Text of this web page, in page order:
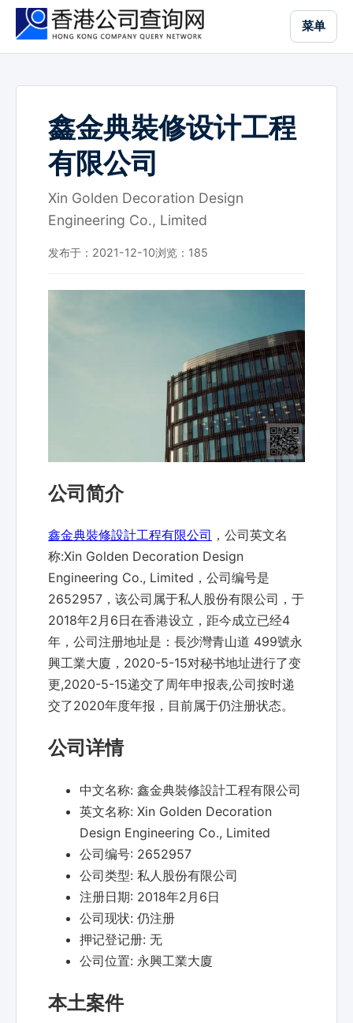
菜单
鑫金典裝修设计工程
有限公司
Xin Golden Decoration Design
Engineering Co., Limited
发布于：2021-12-10浏览： 185
公司简介
鑫金典裝修設計工程有限公司 ，公司英文名
称:Xin Golden Decoration Design
Engineering Co., Limited，公司编号是
2652957，该公司属于私人股份有限公司，于
2018年2月6日在香港设立，距今成立已经4
年，公司注册地址是：長沙灣青山道 499號永
興工業大廈，2020-5-15对秘书地址进行了变
更,2020-5-15递交了周年申报表,公司按时递
交了2020年度年报，目前属于仍注册状态。
公司详情
中文名称: 鑫金典裝修設計工程有限公司
英文名称: Xin Golden Decoration
Design Engineering Co., Limited
公司编号: 2652957
公司类型: 私人股份有限公司
注册日期: 2018年2月6日
公司现状: 仍注册
押记登记册: 无
公司位置: 永興工業大廈
本土案件